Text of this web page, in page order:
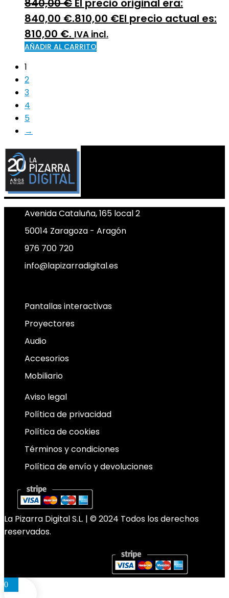
840,00 €.810,00 €El precio actual es:
810,00 €. IVA incl.
AÑADIR AL CARRITO
1
2
3
4
5
→
Avenida Cataluña, 165 local 2
50014 Zaragoza - Aragón
976 700 720
info@lapizarradigital.es
Pantallas interactivas
Proyectores
Audio
Accesorios
Mobiliario
Aviso legal
Política de privacidad
Política de cookies
Términos y condiciones
Política de envío y devoluciones
La Pizarra Digital S.L. | © 2024 Todos los derechos
reservados.
0